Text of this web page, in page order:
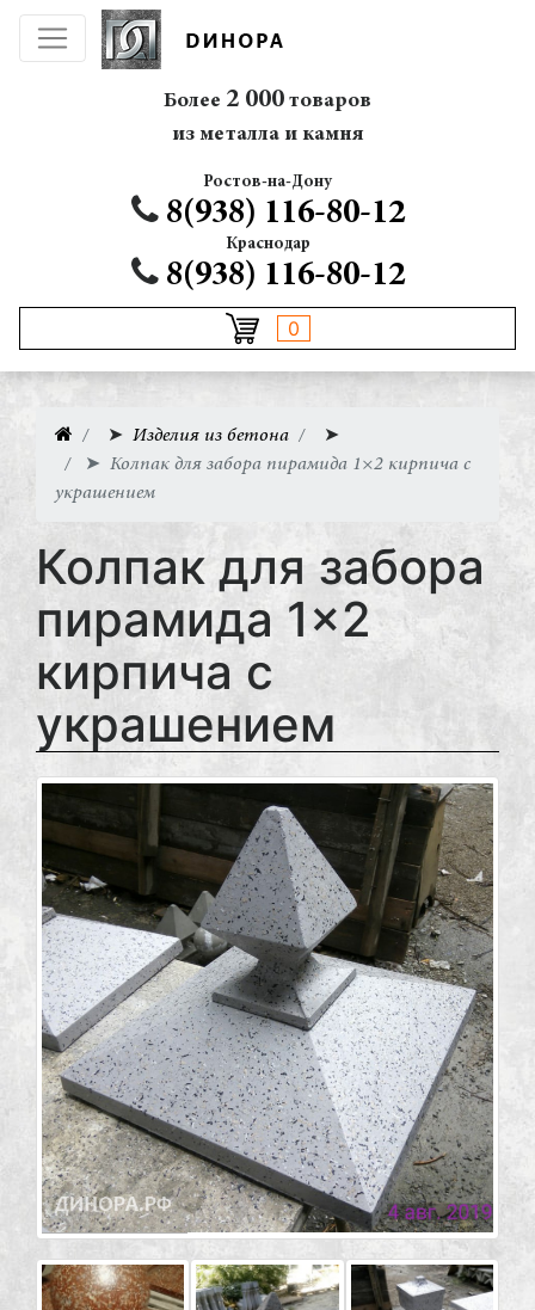
Более 2 000 товаров
из металла и камня
Ростов-на-Дону
8(938) 116-80-12
Краснодар
8(938) 116-80-12
0
➤ Изделия из бетона
➤
➤ Колпак для забора пирамида 1×2 кирпича с
украшением
Колпак для забора
пирамида 1×2
кирпича с
украшением